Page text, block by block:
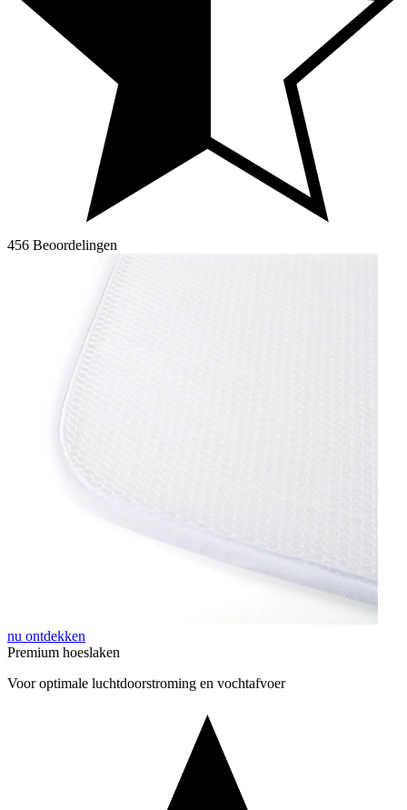
456 Beoordelingen
nu ontdekken
Premium hoeslaken
Voor optimale luchtdoorstroming en vochtafvoer